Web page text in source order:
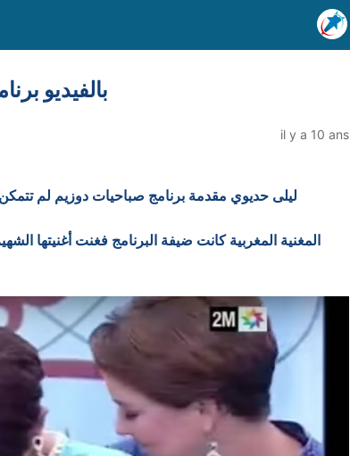
بالفيديو
il y a 10 ans
ليلى حديوي مقدمة برنامج صباحيات دوزيم لم
المغنية المغربية كانت ضيفة البرنامج فغنت أغنيتها